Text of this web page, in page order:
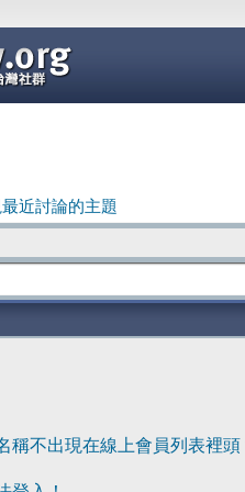
近討論的主題
稱不出現在線上會員列表裡頭